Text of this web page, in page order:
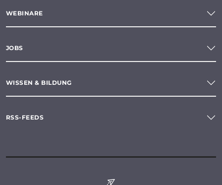
WEBINARE
JOBS
WISSEN & BILDUNG
RSS-FEEDS